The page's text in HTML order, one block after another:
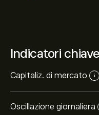
Indicatori
Capitaliz. di mercato i
Oscillazione giornaliera